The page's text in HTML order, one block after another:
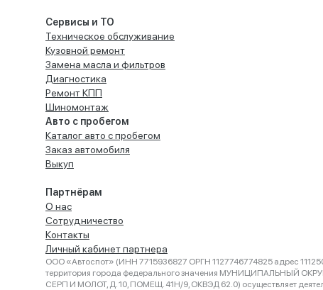
Сервисы и ТО
Техническое обслуживание
Кузовной ремонт
Замена масла и фильтров
Диагностика
Ремонт КПП
Шиномонтаж
Авто с пробегом
Каталог авто с пробегом
Заказ автомобиля
Выкуп
Партнёрам
О нас
Сотрудничество
Контакты
Личный кабинет партнера
ООО «Автоспот» (ИНН 7715936827 ОРГН 1127746774825 адрес
территория города федерального значения МУНИЦИПАЛЬНЫЙ
СЕРП И МОЛОТ, Д. 10, ПОМЕЩ. 41Н/9, ОКВЭД 62.0) осуществляет